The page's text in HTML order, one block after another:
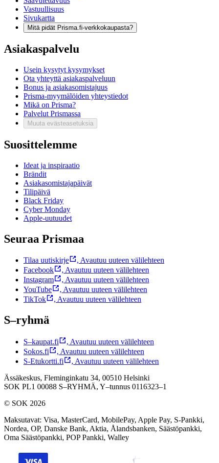
Vastuullisuus
Sivukartta
Mitä pidät Prisma.fi-verkkokaupasta?
Asiakaspalvelu
Usein kysytyt kysymykset
Ota yhteyttä asiakaspalveluun
Bonus ja asiakasomistajuus
Prisma-myymälöiden yhteystiedot
Mikä on Prisma?
Palvelut Prismassa
Muuta evästeasetuksia
Suosittelemme
Ideat ja inspiraatio
Brändit
Asiakasomistajapäivät
Tilipäivä
Black Friday
Cyber Monday
Apple-uutuudet
Seuraa Prismaa
Tilaa uutiskirje , Avautuu uuteen välilehteen
Facebook
, Avautuu uuteen välilehteen
Instagram
, Avautuu uuteen välilehteen
YouTube
, Avautuu uuteen välilehteen
TikTok
, Avautuu uuteen välilehteen
S–ryhmä
S–kaupat.fi , Avautuu uuteen välilehteen
Sokos.fi
, Avautuu uuteen välilehteen
S-Etukortti.fi
, Avautuu uuteen välilehteen
Ässäkeskus, Fleminginkatu 34, 00510 Helsinki
SOK PL1 00088 S–RYHMÄ, Y–tunnus 0116323–1
© SOK 2026
Maksutavat: Visa, MasterCard, MobilePay, Apple Pay, S-Pankki,
Nordea, OP, Danske Bank, Aktia, Ålandsbanken, Säästöpankki,
Oma Säästöpankki, POP Pankki, Walley